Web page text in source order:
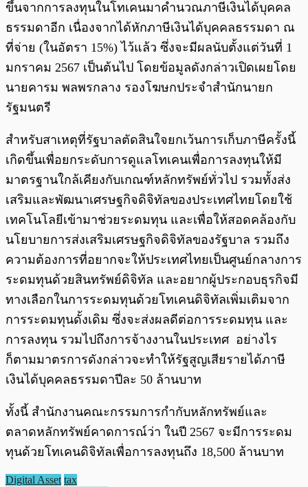
ขึ้นจากการลงทุนในโทเคนมาคำนวณภาษีเงินได้บุคคล
ธรรมดาอีก เนื่องจากได้หักภาษีเงินได้บุคคลธรรมดา ณ
ที่จ่าย (ในอัตรา 15%) ไว้แล้ว ซึ่งจะมีผลนับตั้งแต่วันที่ 1
มกราคม 2567 เป็นต้นไป โดยข้อมูลดังกล่าวเปิดเผยโดย
นายคารม พลพรกลาง รองโฆษกประจำสำนักนายก
รัฐมนตรี
สำหรับสาเหตุที่รัฐบาลตัดสินใจยกเว้นการเก็บภาษีครั้งนี้
เกิดขึ้นเพื่อยกระดับการดูแลโทเคนเพื่อการลงทุนให้มี
มาตรฐานใกล้เคียงกับเกณฑ์หลักทรัพย์ทั่วไป รวมทั้งส่ง
เสริมและพัฒนาเศรษฐกิจดิจิทัลของประเทศไทยโดยใช้
เทคโนโลยีเข้ามาช่วยระดมทุน และเพื่อให้สอดคล้องกับ
นโยบายการส่งเสริมเศรษฐกิจดิจิทัลของรัฐบาล รวมถึง
ความต้องการที่อยากจะให้ประเทศไทยเป็นศูนย์กลางการ
ระดมทุนด้วยสินทรัพย์ดิจิทัล และอยากผู้ประกอบธุรกิจมี
ทางเลือกในการระดมทุนด้วยโทเคนดิจิทัลเพิ่มเติมจาก
การระดมทุนดั้งเดิม ซึ่งจะส่งผลดีต่อการระดมทุน และ
การลงทุน รวมไปถึงการจ้างงานในประเทศ อย่างไร
ก็ตามมาตรการดังกล่าวจะทำให้รัฐสูญเสียรายได้ภาษี
เงินได้บุคคลธรรมดาปีละ 50 ล้านบาท
ทั้งนี้ สำนักงานคณะกรรมการกำกับหลักทรัพย์และ
ตลาดหลักทรัพย์คาดการณ์ว่า ในปี 2567 จะมีการระดม
ทุนด้วยโทเคนดิจิทัลเพื่อการลงทุนถึง 18,500 ล้านบาท
Digital Asset tax